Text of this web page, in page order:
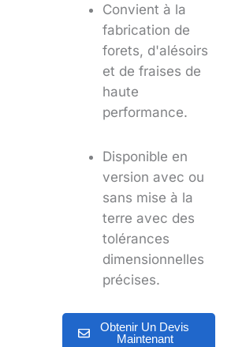
Convient à la
fabrication de
forets, d'alésoirs
et de fraises de
haute
performance.
Disponible en
version avec ou
sans mise à la
terre avec des
tolérances
dimensionnelles
précises.
Obtenir Un Devis
Maintenant